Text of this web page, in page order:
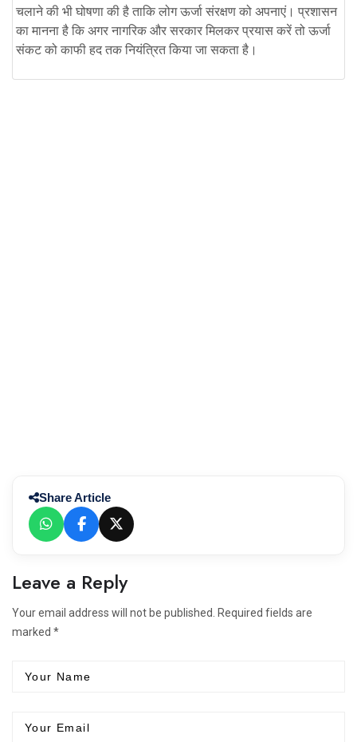
चलाने की भी घोषणा की है ताकि लोग ऊर्जा संरक्षण को अपनाएं। प्रशासन
का मानना है कि अगर नागरिक और सरकार मिलकर प्रयास करें तो ऊर्जा
संकट को काफी हद तक नियंत्रित किया जा सकता है।
Share Article
Leave a Reply
Your email address will not be published. Required fields are
marked *